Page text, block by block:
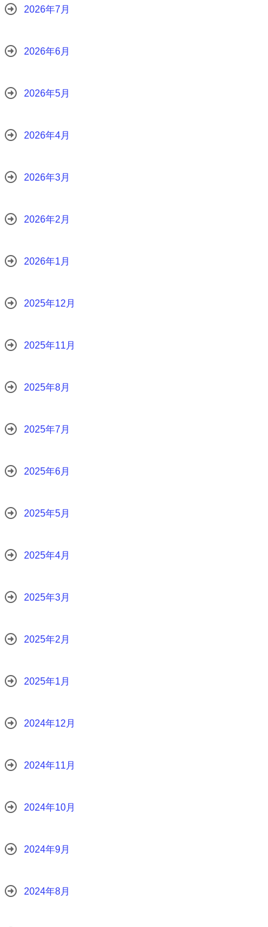
2026年7月
2026年6月
2026年5月
2026年4月
2026年3月
2026年2月
2026年1月
2025年12月
2025年11月
2025年8月
2025年7月
2025年6月
2025年5月
2025年4月
2025年3月
2025年2月
2025年1月
2024年12月
2024年11月
2024年10月
2024年9月
2024年8月